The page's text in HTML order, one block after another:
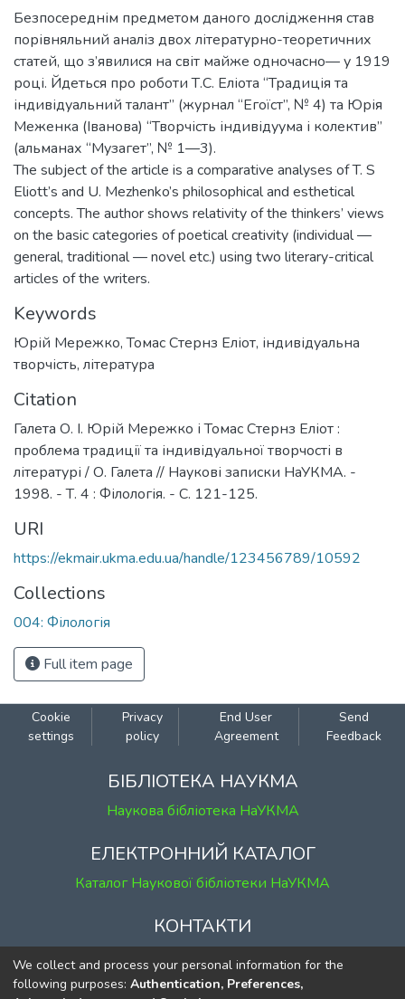
Безпосереднім предметом даного дослідження став
порівняльний аналіз двох літературно-теоретичних
статей, що з’явилися на світ майже одночасно— у 1919
році. Йдеться про роботи Т.С. Еліота “Традиція та
індивідуальний талант” (журнал “Егоїст”, № 4) та Юрія
Меженка (Іванова) “Творчість індивідуума і колектив”
(альманах “Музагет”, № 1—3).
The subject of the article is a comparative analyses of T. S
Eliott’s and U. Mezhenko’s philosophical and esthetical
concepts. The author shows relativity of the thinkers’ views
on the basic categories of poetical creativity (individual —
general, traditional — novel etc.) using two literary-critical
articles of the writers.
Keywords
Юрій Мережко,Томас Стернз Еліот, індивідуальна
творчість, література
Citation
Галета О. І. Юрій Мережко і Томас Стернз Еліот :
проблема традиції та індивідуальної творчості в
літературі / О. Галета // Наукові записки НаУКМА. -
1998. - Т. 4 : Філологія. - С. 121-125.
URI
https://ekmair.ukma.edu.ua/handle/123456789/10592
Collections
004: Філологія
Full item page
Cookie
settings
Privacy
policy
End User
Agreement
Send
Feedback
БІБЛІОТЕКА НАУКМА
Наукова бібліотека НаУКМА
ЕЛЕКТРОННИЙ КАТАЛОГ
Каталог Наукової бібліотеки НаУКМА
КОНТАКТИ
м. Київ, вул. Григорія Сковороди, 2
к. 1, к. 120
We collect and process your personal information for the
following purposes: Authentication, Preferences,